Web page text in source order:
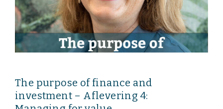
The purpose of finance and
investment – Aflevering 4: